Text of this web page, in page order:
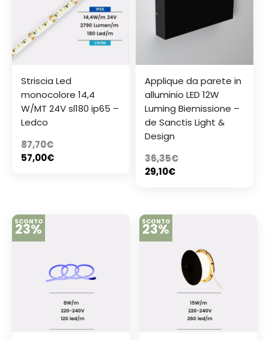
Striscia Led
monocolore 14,4
W/MT 24V sl180 ip65 –
Ledco
87,70€
57,00€
Applique da parete in
alluminio LED 12W
Luming Biemissione –
de Sanctis Light &
Design
36,35€
29,10€
SCONTO
23% SCONTO
23%